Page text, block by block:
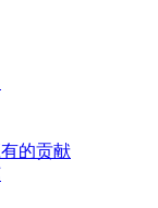
的贡献